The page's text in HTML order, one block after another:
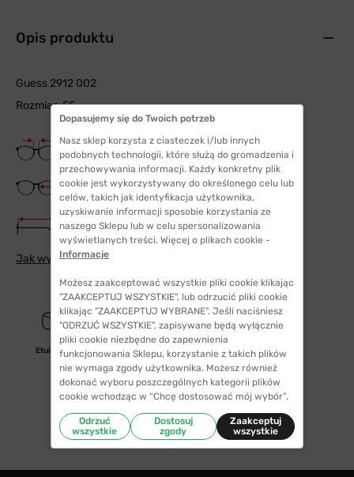
Opis produktu
Guess 2912 002
Rozmiar: 55
Szerokość mostka
19 mm
Szerokość szkła
55 mm
Długość zauszników
140 mm
Jak wybrać odpowiedni rozmiar
Etui/woreczek
Dopasujemy się do Twoich potrzeb
Nasz sklep korzysta z ciasteczek i/lub innych
podobnych technologii, które służą do gromadzenia i
przechowywania informacji. Każdy konkretny plik
cookie jest wykorzystywany do określonego celu lub
celów, takich jak identyfikacja użytkownika,
uzyskiwanie informacji sposobie korzystania ze
naszego Sklepu lub w celu spersonalizowania
wyświetlanych treści. Więcej o plikach cookie -
Informacje
Możesz zaakceptować wszystkie pliki cookie klikając
"ZAAKCEPTUJ WSZYSTKIE", lub odrzucić pliki cookie
klikając "ZAAKCEPTUJ WYBRANE". Jeśli naciśniesz
"ODRZUĆ WSZYSTKIE", zapisywane będą wyłącznie
pliki cookie niezbędne do zapewnienia
funkcjonowania Sklepu, korzystanie z takich plików
nie wymaga zgody użytkownika. Możesz również
dokonać wyboru poszczególnych kategorii plików
cookie wchodząc w “Chcę dostosować mój wybór”.
Odrzuć
wszystkie
Dostosuj
zgody
Zaakceptuj
wszystkie